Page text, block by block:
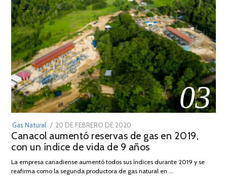
03
Gas Natural
POSTED
ON
20 DE FEBRERO DE 2020
DE
JULIO
2025
Canacol aumentó reservas de gas en 2019,
con un índice de vida de 9 años
La empresa canadiense aumentó todos sus índices durante 2019 y se
reafirma como la segunda productora de gas natural en …